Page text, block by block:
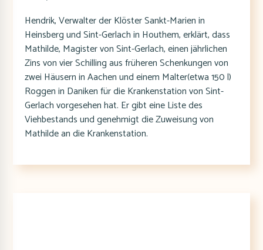
Hendrik, Verwalter der Klöster Sankt-Marien in
Heinsberg und Sint-Gerlach in Houthem, erklärt, dass
Mathilde, Magister von Sint-Gerlach, einen jährlichen
Zins von vier Schilling aus früheren Schenkungen von
zwei Häusern in Aachen und einem Malter(etwa 150 l)
Roggen in Daniken für die Krankenstation von Sint-
Gerlach vorgesehen hat. Er gibt eine Liste des
Viehbestands und genehmigt die Zuweisung von
Mathilde an die Krankenstation.